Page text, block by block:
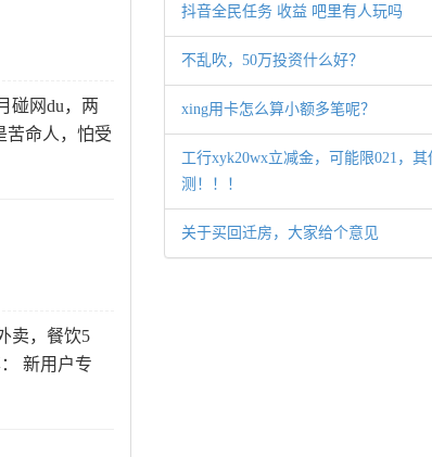
碰网du，两
苦命人，怕受
卖，餐饮5
新用户专
抖音全民任务 收益 吧里有人玩吗
不乱吹，50万投资什么好？
xing用卡怎么算小额多笔呢？
工行xyk20wx立减金，可能限021，其
测！！！
关于买回迁房，大家给个意见